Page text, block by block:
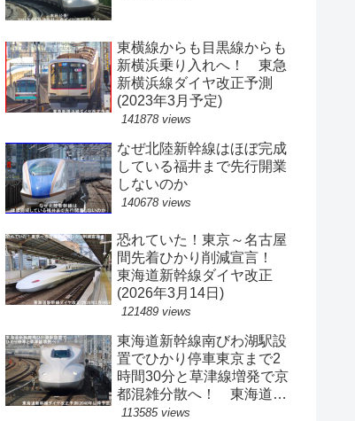
東横線からも目黒線からも
新横浜乗り入れへ！ 東急
新横浜線ダイヤ改正予測
(2023年3月予定)
141878 views
なぜ北陸新幹線はほぼ完成
している福井まで先行開業
しないのか
140678 views
恐れていた！東京～名古屋
間先着ひかり削減宣言！
東海道新幹線ダイヤ改正
(2026年3月14日)
121489 views
東海道新幹線南びわ湖駅設
置でひかり停車東京まで2
時間30分と草津線増発で京
都混雑分散へ！ 東海道新
幹線ダイヤ改正予測(2040
113585 views